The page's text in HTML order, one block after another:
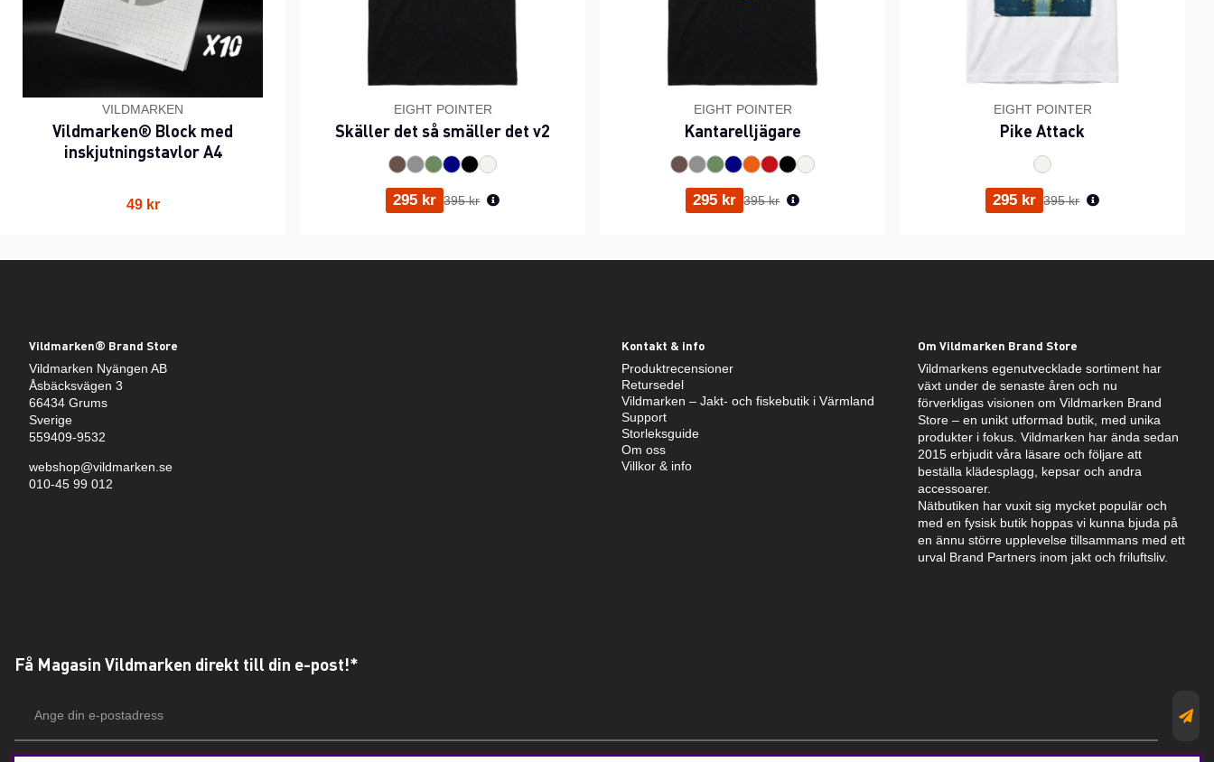
VILDMARKEN
Vildmarken® Block med
inskjutningstavlor A4
49 kr
EIGHT POINTER
Skäller det så smäller det v2
295 kr Ordinarie pris:
395 kr
EIGHT POINTER
Kantarelljägare
295 kr Ordinarie pris:
395 kr
EIGHT POINTER
Pike Attack
295 kr Ordinarie pris:
395 kr
Vildmarken® Brand Store
Vildmarken Nyängen AB
Åsbäcksvägen 3
66434 Grums
Sverige
559409-9532
webshop@vildmarken.se
010-45 99 012
Kontakt & info
Produktrecensioner
Retursedel
Vildmarken – Jakt- och fiskebutik i Värmland
Support
Storleksguide
Om oss
Villkor & info
Om Vildmarken Brand Store
Vildmarkens egenutvecklade sortiment har
växt under de senaste åren och nu
förverkligas visionen om Vildmarken Brand
Store – en unikt utformad butik, med unika
produkter i fokus. Vildmarken har ända sedan
2015 erbjudit våra läsare och följare att
beställa klädesplagg, kepsar och andra
accessoarer.
Nätbutiken har vuxit sig mycket populär och
med en fysisk butik hoppas vi kunna bjuda på
en ännu större upplevelse tillsammans med ett
urval Brand Partners inom jakt och friluftsliv.
Få Magasin Vildmarken direkt till din e-post!*
postadress